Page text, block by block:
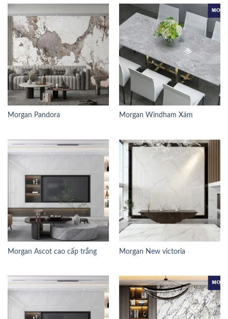
Morgan Pandora Morgan Windham Xám
Morgan Ascot cao cấp trắng Morgan New victoria